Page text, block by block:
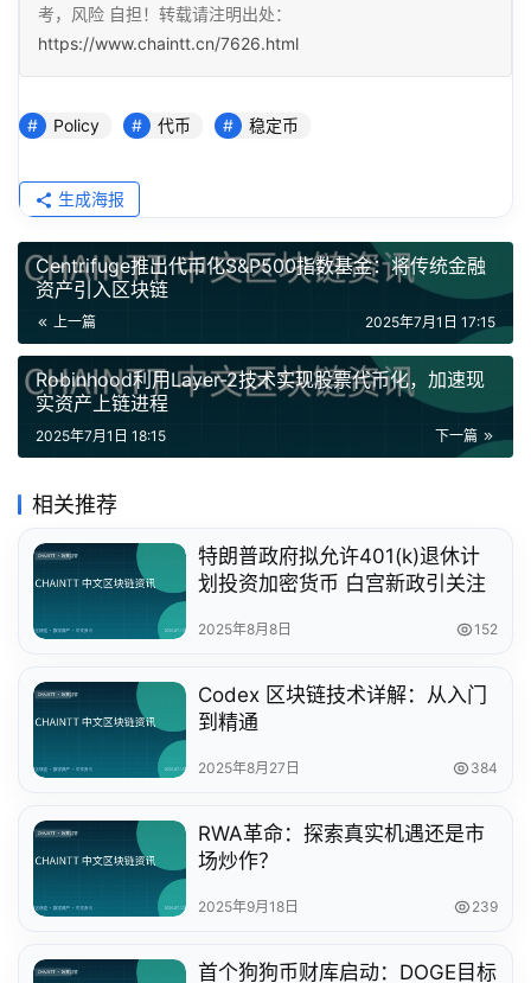
考，风险 自担！转载请注明出处：
https://www.chaintt.cn/7626.html
Policy 代币 稳定币
生成海报
Centrifuge推出代币化S&P500指数基金：将传统金融
资产引入区块链
上一篇 2025年7月1日 17:15
Robinhood利用Layer-2技术实现股票代币化，加速现
实资产上链进程
下一篇
2025年7月1日 18:15
相关推荐
特朗普政府拟允许401(k)退休计
划投资加密货币 白宫新政引关注
2025年8月8日 152
Codex 区块链技术详解：从入门
到精通
2025年8月27日 384
RWA革命：探索真实机遇还是市
场炒作？
2025年9月18日 239
首个狗狗币财库启动：DOGE目标